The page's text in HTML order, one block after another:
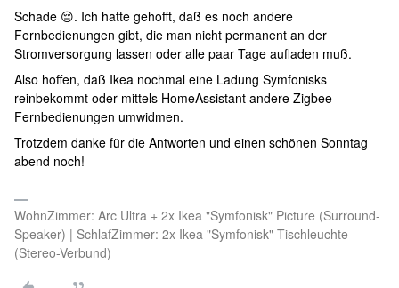
Schade 😔. Ich hatte gehofft, daß es noch andere
Fernbedienungen gibt, die man nicht permanent an der
Stromversorgung lassen oder alle paar Tage aufladen muß.
Also hoffen, daß Ikea nochmal eine Ladung Symfonisks
reinbekommt oder mittels HomeAssistant andere Zigbee-
Fernbedienungen umwidmen.
Trotzdem danke für die Antworten und einen schönen Sonntag
abend noch!
WohnZimmer: Arc Ultra + 2x Ikea "Symfonisk" Picture (Surround-
Speaker) | SchlafZimmer: 2x Ikea "Symfonisk" Tischleuchte
(Stereo-Verbund)